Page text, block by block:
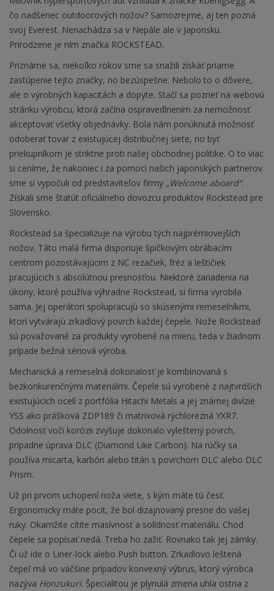
čo nadšenec outdoorových nožov? Samozrejme, aj ten pozná
svoj Everest. Nenachádza sa v Nepále ale v Japonsku.
Prirodzene je ním značka ROCKSTEAD.
Priznáme sa, niekoľko rokov sme sa snažili získať priame
zastúpenie tejto značky, no bezúspešne. Nebolo to o dôvere,
ale o výrobných kapacitách a dopyte. Stačí sa pozrieť na webovú
stránku výrobcu, ktorá začína ospravedlnením za nemožnosť
akceptovať všetky objednávky. Bola nám ponúknutá možnosť
odoberať tovar z existujúcej distribučnej siete, no byť
priekupníkom je striktne proti našej obchodnej politike. O to viac
si ceníme, že nakoniec i za pomoci našich japonských partnerov
sme si vypočuli od predstaviteľov firmy „Welcome aboard“.
Získali sme štatút oficiálneho dovozcu produktov Rockstead pre
Slovensko.
Rockstead sa špecializuje na výrobu tých najprémiovejších
nožov. Táto malá firma disponuje špičkovým obrábacím
centrom pozostávajúcim z NC rezačiek, fréz a leštičiek
pracujúcich s absolútnou presnosťou. Niektoré zariadenia na
úkony, ktoré používa výhradne Rockstead, si firma vyrobila
sama. Jej operátori spolupracujú so skúsenými remeselníkmi,
ktorí vytvárajú zrkadlový povrch každej čepele. Nože Rockstead
sú považované za produkty vyrobené na mieru, teda v žiadnom
prípade bežná sériová výroba.
Mechanická a remeselná dokonalosť je kombinovaná s
bezkonkurenčnými materiálmi. Čepele sú vyrobené z najtvrdších
existujúcich ocelí z portfólia Hitachi Metals a jej známej divízie
YSS ako prášková ZDP189 či matrixová rýchlorezná YXR7.
Odolnosť voči korózii zvyšuje dokonalo vyleštený povrch,
prípadne úprava DLC (Diamond Like Carbon). Na rúčky sa
používa micarta, karbón alebo titán s povrchom DLC alebo DLC
Prism.
Už pri prvom uchopení noža viete, s kým máte tú česť.
Ergonomicky máte pocit, že bol dizajnovaný presne do vašej
ruky. Okamžite cítite masívnosť a solídnosť materiálu. Chod
čepele sa popísať nedá. Treba ho zažiť. Rovnako tak jej zámky.
Či už ide o Liner-lock alebo Push button. Zrkadlovo leštená
čepeľ má vo väčšine prípadov konvexný výbrus, ktorý výrobca
nazýva Honzukuri. Špecialitou je plynulá zmena uhla ostria z